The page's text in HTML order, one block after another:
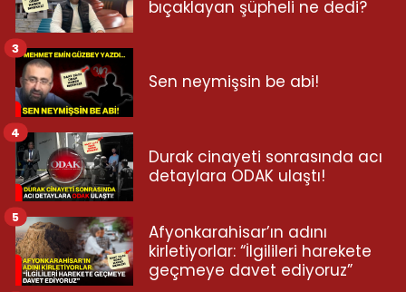
bıçaklayan şüpheli ne dedi?
Sen neymişsin be abi!
3
Durak cinayeti sonrasında acı
detaylara ODAK ulaştı!
4
Afyonkarahisar’ın adını
kirletiyorlar: “İlgilileri harekete
geçmeye davet ediyoruz”
5